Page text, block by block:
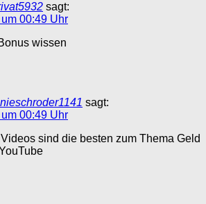
sagt:
00:49 Uhr
wissen
sagt:
00:49 Uhr
sind die besten zum Thema Geld